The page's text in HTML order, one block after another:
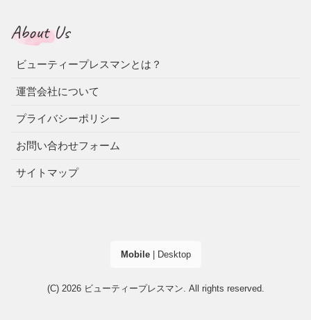
About Us
ビューティープレスマンとは？
運営会社について
プライバシーポリシー
お問い合わせフォーム
サイトマップ
Mobile| Desktop
(C) 2026 ビューティープレスマン . All rights reserved.